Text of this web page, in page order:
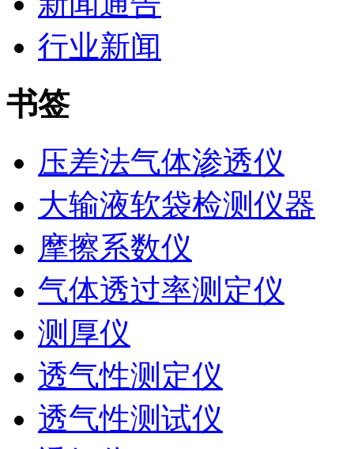
行业新闻
书签
压差法气体渗透仪
大输液软袋检测仪器
摩擦系数仪
气体透过率测定仪
测厚仪
透气性测定仪
透气性测试仪